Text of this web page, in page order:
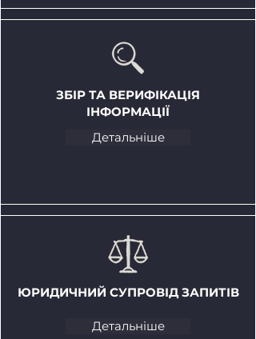
ЗБІР ТА ВЕРИФІКАЦІЯ
ІНФОРМАЦІЇ
Детальніше
ЮРИДИЧНИЙ СУПРОВІД ЗАПИТІВ
Детальніше